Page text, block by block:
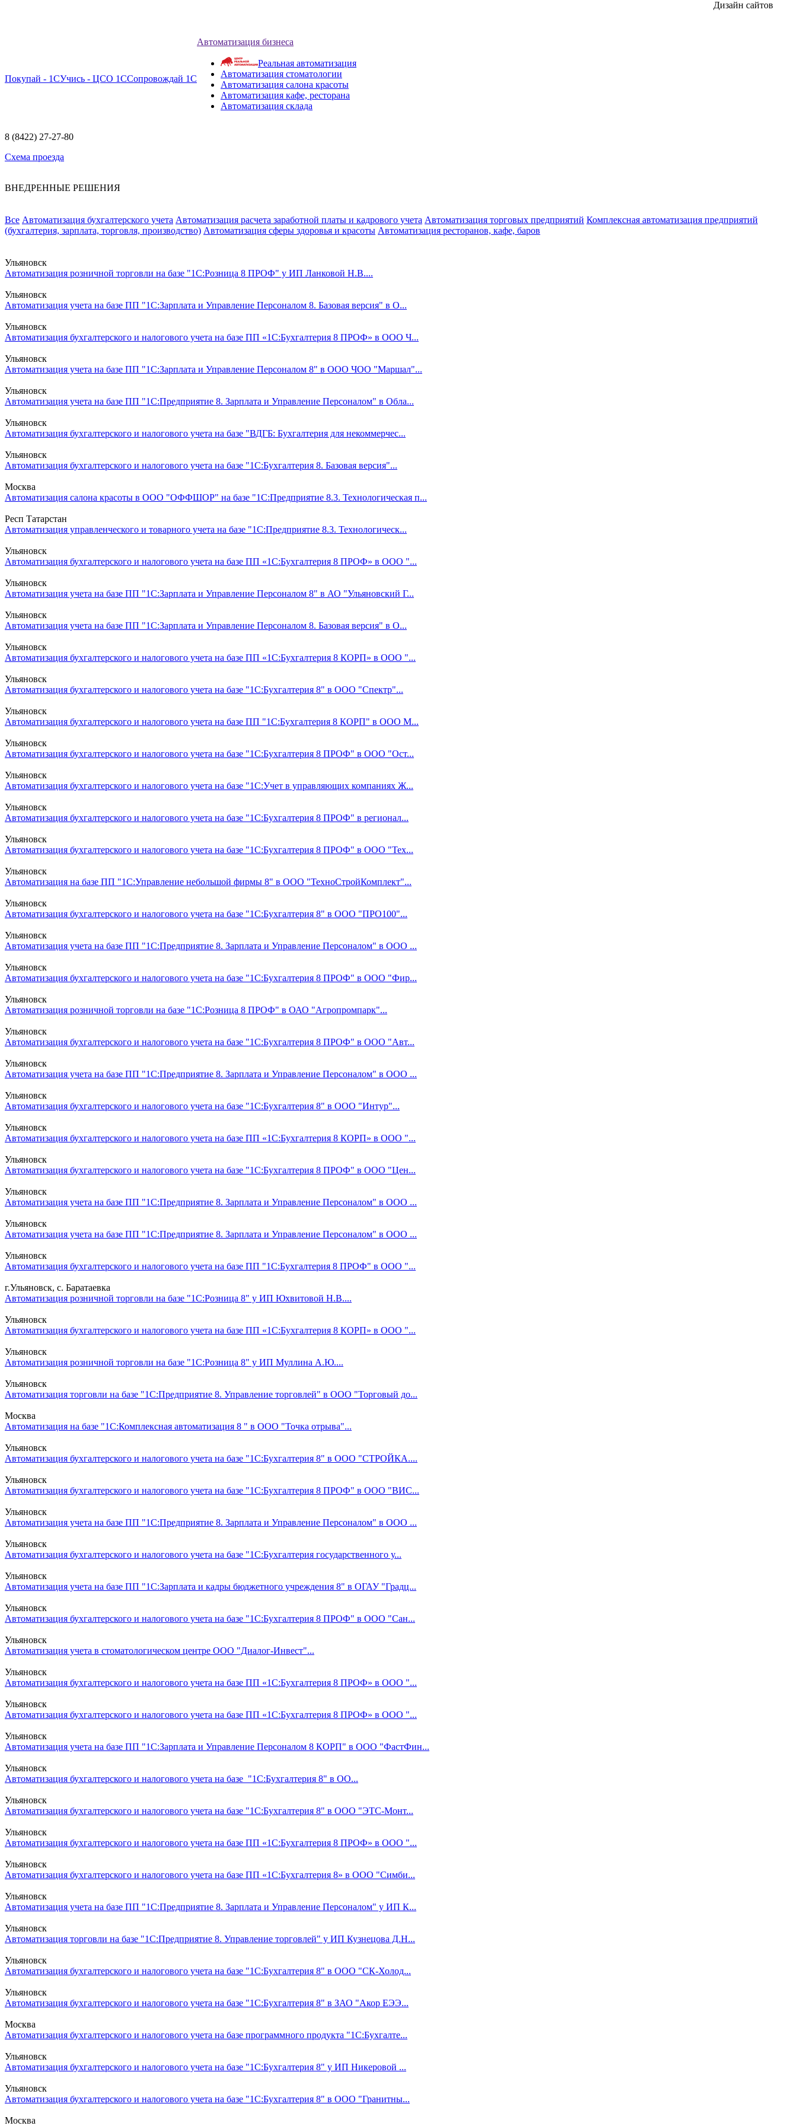
Покупай - 1СУчись - ЦСО 1ССопровождай 1С
Автоматизация бизнеса
Реальная автоматизация
Автоматизация стоматологии
Автоматизация салона красоты
Автоматизация кафе, ресторана
Автоматизация склада
8 (8422) 27-27-80
Схема проезда
ВНЕДРЕННЫЕ РЕШЕНИЯ
Все Автоматизация бухгалтерского учета Автоматизация расчета заработной платы и кадрового учета Автоматизация торговых предприятий Комплексная автоматизация предприятий
(бухгалтерия, зарплата, торговля, производство) Автоматизация сферы здоровья и красоты Автоматизация ресторанов, кафе, баров
Ульяновск
Автоматизация розничной торговли на базе "1С:Розница 8 ПРОФ" у ИП Ланковой Н.В....
Ульяновск
Автоматизация учета на базе ПП "1С:Зарплата и Управление Персоналом 8. Базовая версия" в О...
Ульяновск
Автоматизация бухгалтерского и налогового учета на базе ПП «1С:Бухгалтерия 8 ПРОФ» в ООО Ч...
Ульяновск
Автоматизация учета на базе ПП "1С:Зарплата и Управление Персоналом 8" в ООО ЧОО "Маршал"...
Ульяновск
Автоматизация учета на базе ПП "1С:Предприятие 8. Зарплата и Управление Персоналом" в Обла...
Ульяновск
Автоматизация бухгалтерского и налогового учета на базе "ВДГБ: Бухгалтерия для некоммерчес...
Ульяновск
Автоматизация бухгалтерского и налогового учета на базе "1С:Бухгалтерия 8. Базовая версия"...
Москва
Автоматизация салона красоты в ООО "ОФФШОР" на базе "1С:Предприятие 8.3. Технологическая п...
Респ Татарстан
Автоматизация управленческого и товарного учета на базе "1С:Предприятие 8.3. Технологическ...
Ульяновск
Автоматизация бухгалтерского и налогового учета на базе ПП «1С:Бухгалтерия 8 ПРОФ» в ООО "...
Ульяновск
Автоматизация учета на базе ПП "1С:Зарплата и Управление Персоналом 8" в АО "Ульяновский Г...
Ульяновск
Автоматизация учета на базе ПП "1С:Зарплата и Управление Персоналом 8. Базовая версия" в О...
Ульяновск
Автоматизация бухгалтерского и налогового учета на базе ПП «1С:Бухгалтерия 8 КОРП» в ООО "...
Ульяновск
Автоматизация бухгалтерского и налогового учета на базе "1С:Бухгалтерия 8" в ООО "Спектр"...
Ульяновск
Автоматизация бухгалтерского и налогового учета на базе ПП "1С:Бухгалтерия 8 КОРП" в ООО М...
Ульяновск
Автоматизация бухгалтерского и налогового учета на базе "1С:Бухгалтерия 8 ПРОФ" в ООО "Ост...
Ульяновск
Автоматизация бухгалтерского и налогового учета на базе "1С:Учет в управляющих компаниях Ж...
Ульяновск
Автоматизация бухгалтерского и налогового учета на базе "1С:Бухгалтерия 8 ПРОФ" в регионал...
Ульяновск
Автоматизация бухгалтерского и налогового учета на базе "1С:Бухгалтерия 8 ПРОФ" в ООО "Тех...
Ульяновск
Автоматизация на базе ПП "1С:Управление небольшой фирмы 8" в ООО "ТехноСтройКомплект"...
Ульяновск
Автоматизация бухгалтерского и налогового учета на базе "1С:Бухгалтерия 8" в ООО "ПРО100"...
Ульяновск
Автоматизация учета на базе ПП "1С:Предприятие 8. Зарплата и Управление Персоналом" в ООО ...
Ульяновск
Автоматизация бухгалтерского и налогового учета на базе "1С:Бухгалтерия 8 ПРОФ" в ООО "Фир...
Ульяновск
Автоматизация розничной торговли на базе "1С:Розница 8 ПРОФ" в ОАО "Агропромпарк"...
Ульяновск
Автоматизация бухгалтерского и налогового учета на базе "1С:Бухгалтерия 8 ПРОФ" в ООО "Авт...
Ульяновск
Автоматизация учета на базе ПП "1С:Предприятие 8. Зарплата и Управление Персоналом" в ООО ...
Ульяновск
Автоматизация бухгалтерского и налогового учета на базе "1С:Бухгалтерия 8" в ООО "Интур"...
Ульяновск
Автоматизация бухгалтерского и налогового учета на базе ПП «1С:Бухгалтерия 8 КОРП» в ООО "...
Ульяновск
Автоматизация бухгалтерского и налогового учета на базе "1С:Бухгалтерия 8 ПРОФ" в ООО "Цен...
Ульяновск
Автоматизация учета на базе ПП "1С:Предприятие 8. Зарплата и Управление Персоналом" в ООО ...
Ульяновск
Автоматизация учета на базе ПП "1С:Предприятие 8. Зарплата и Управление Персоналом" в ООО ...
Ульяновск
Автоматизация бухгалтерского и налогового учета на базе ПП "1С:Бухгалтерия 8 ПРОФ" в ООО "...
г.Ульяновск, с. Баратаевка
Автоматизация розничной торговли на базе "1С:Розница 8" у ИП Юхвитовой Н.В....
Ульяновск
Автоматизация бухгалтерского и налогового учета на базе ПП «1С:Бухгалтерия 8 КОРП» в ООО "...
Ульяновск
Автоматизация розничной торговли на базе "1С:Розница 8" у ИП Муллина А.Ю....
Ульяновск
Автоматизация торговли на базе "1С:Предприятие 8. Управление торговлей" в ООО "Торговый до...
Москва
Автоматизация на базе "1С:Комплексная автоматизация 8 " в ООО "Точка отрыва"...
Ульяновск
Автоматизация бухгалтерского и налогового учета на базе "1С:Бухгалтерия 8" в ООО "СТРОЙКА....
Ульяновск
Автоматизация бухгалтерского и налогового учета на базе "1С:Бухгалтерия 8 ПРОФ" в ООО "ВИС...
Ульяновск
Автоматизация учета на базе ПП "1С:Предприятие 8. Зарплата и Управление Персоналом" в ООО ...
Ульяновск
Автоматизация бухгалтерского и налогового учета на базе "1С:Бухгалтерия государственного у...
Ульяновск
Автоматизация учета на базе ПП "1С:Зарплата и кадры бюджетного учреждения 8" в ОГАУ "Градц...
Ульяновск
Автоматизация бухгалтерского и налогового учета на базе "1С:Бухгалтерия 8 ПРОФ" в ООО "Сан...
Ульяновск
Автоматизация учета в стоматологическом центре ООО "Диалог-Инвест"...
Ульяновск
Автоматизация бухгалтерского и налогового учета на базе ПП «1С:Бухгалтерия 8 ПРОФ» в ООО "...
Ульяновск
Автоматизация бухгалтерского и налогового учета на базе ПП «1С:Бухгалтерия 8 ПРОФ» в ООО "...
Ульяновск
Автоматизация учета на базе ПП "1С:Зарплата и Управление Персоналом 8 КОРП" в ООО "ФастФин...
Ульяновск
Автоматизация бухгалтерского и налогового учета на базе "1С:Бухгалтерия 8" в ОО...
Ульяновск
Автоматизация бухгалтерского и налогового учета на базе "1С:Бухгалтерия 8" в ООО "ЭТС-Монт...
Ульяновск
Автоматизация бухгалтерского и налогового учета на базе ПП «1С:Бухгалтерия 8 ПРОФ» в ООО "...
Ульяновск
Автоматизация бухгалтерского и налогового учета на базе ПП «1С:Бухгалтерия 8» в ООО "Симби...
Ульяновск
Автоматизация учета на базе ПП "1С:Предприятие 8. Зарплата и Управление Персоналом" у ИП К...
Ульяновск
Автоматизация торговли на базе "1С:Предприятие 8. Управление торговлей" у ИП Кузнецова Д.Н...
Ульяновск
Автоматизация бухгалтерского и налогового учета на базе "1С:Бухгалтерия 8" в ООО "СК-Холод...
Ульяновск
Автоматизация бухгалтерского и налогового учета на базе "1С:Бухгалтерия 8" в ЗАО "Акор ЕЭЭ...
Москва
Автоматизация бухгалтерского и налогового учета на базе программного продукта "1С:Бухгалте...
Ульяновск
Автоматизация бухгалтерского и налогового учета на базе "1С:Бухгалтерия 8" у ИП Никеровой ...
Ульяновск
Автоматизация бухгалтерского и налогового учета на базе "1С:Бухгалтерия 8" в ООО "Гранитны...
Москва
Дизайн сайтов